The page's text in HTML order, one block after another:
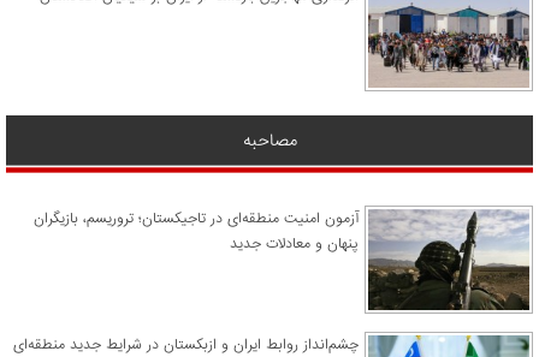
مصاحبه
آزمون امنیت منطقه‌ای در تاجیکستان؛ تروریسم، بازیگران
پنهان و معادلات جدید
چشم‌انداز روابط ایران و ازبکستان در شرایط جدید منطقه‌ای